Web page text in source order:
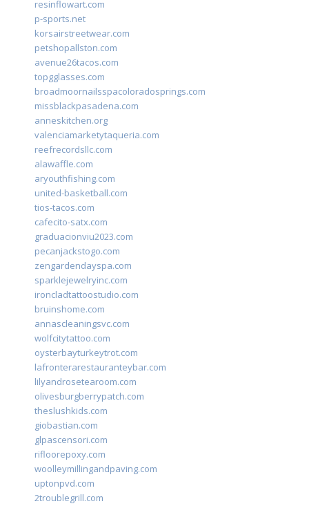
resinflowart.com
p-sports.net
korsairstreetwear.com
petshopallston.com
avenue26tacos.com
topgglasses.com
broadmoornailsspacoloradosprings.com
missblackpasadena.com
anneskitchen.org
valenciamarketytaqueria.com
reefrecordsllc.com
alawaffle.com
aryouthfishing.com
united-basketball.com
tios-tacos.com
cafecito-satx.com
graduacionviu2023.com
pecanjackstogo.com
zengardendayspa.com
sparklejewelryinc.com
ironcladtattoostudio.com
bruinshome.com
annascleaningsvc.com
wolfcitytattoo.com
oysterbayturkeytrot.com
lafronterarestauranteybar.com
lilyandrosetearoom.com
olivesburgberrypatch.com
theslushkids.com
giobastian.com
glpascensori.com
rifloorepoxy.com
woolleymillingandpaving.com
uptonpvd.com
2troublegrill.com